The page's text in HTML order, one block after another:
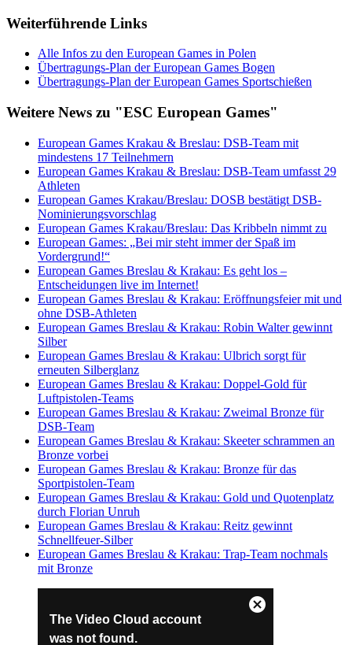
Weiterführende Links
Alle Infos zu den European Games in Polen
Übertragungs-Plan der European Games Bogen
Übertragungs-Plan der European Games Sportschießen
Weitere News zu "ESC European Games"
European Games Krakau & Breslau: DSB-Team mit
mindestens 17 Teilnehmern
European Games Krakau & Breslau: DSB-Team umfasst 29
Athleten
European Games Krakau/Breslau: DOSB bestätigt DSB-
Nominierungsvorschlag
European Games Krakau/Breslau: Das Kribbeln nimmt zu
European Games: „Bei mir steht immer der Spaß im
Vordergrund!“
European Games Breslau & Krakau: Es geht los –
Entscheidungen live im Internet!
European Games Breslau & Krakau: Eröffnungsfeier mit und
ohne DSB-Athleten
European Games Breslau & Krakau: Robin Walter gewinnt
Silber
European Games Breslau & Krakau: Ulbrich sorgt für
erneuten Silberglanz
European Games Breslau & Krakau: Doppel-Gold für
Luftpistolen-Teams
European Games Breslau & Krakau: Zweimal Bronze für
DSB-Team
European Games Breslau & Krakau: Skeeter schrammen an
Bronze vorbei
European Games Breslau & Krakau: Bronze für das
Sportpistolen-Team
European Games Breslau & Krakau: Gold und Quotenplatz
durch Florian Unruh
European Games Breslau & Krakau: Reitz gewinnt
Schnellfeuer-Silber
European Games Breslau & Krakau: Trap-Team nochmals
mit Bronze